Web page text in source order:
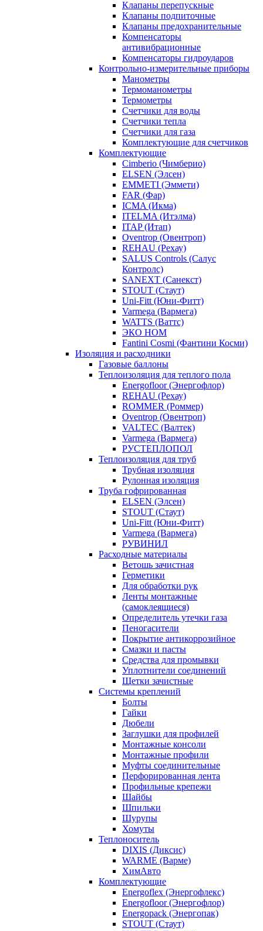
Клапаны перепускные
Клапаны подпиточные
Клапаны предохранительные
Компенсаторы
антивибрационные
Компенсаторы гидроударов
Контрольно-измерительные приборы
Манометры
Термоманометры
Термометры
Счетчики для воды
Счетчики тепла
Счетчики для газа
Комплектующие для счетчиков
Комплектующие
Cimberio (Чимберио)
ELSEN (Элсен)
EMMETI (Эммети)
FAR (Фар)
ICMA (Икма)
ITELMA (Итэлма)
ITAP (Итап)
Oventrop (Овентроп)
REHAU (Рехау)
SALUS Controls (Салус
Контролс)
SANEXT (Санекст)
STOUT (Стаут)
Uni-Fitt (Юни-Фитт)
Varmega (Вармега)
WATTS (Ваттс)
ЭКО НОМ
Fantini Cosmi (Фантини Косми)
Изоляция и расходники
Газовые баллоны
Теплоизоляция для теплого пола
Energofloor (Энергофлор)
REHAU (Рехау)
ROMMER (Роммер)
Oventrop (Овентроп)
VALTEC (Валтек)
Varmega (Вармега)
РУСТЕПЛОПОЛ
Теплоизоляция для труб
Трубная изоляция
Рулонная изоляция
Труба гофрированная
ELSEN (Элсен)
STOUT (Стаут)
Uni-Fitt (Юни-Фитт)
Varmega (Вармега)
РУВИНИЛ
Расходные материалы
Ветошь зачистная
Герметики
Для обработки рук
Ленты монтажные
(самоклеящиеся)
Определитель утечки газа
Пеногасители
Покрытие антикоррозийное
Смазки и пасты
Средства для промывки
Уплотнители соединений
Щетки зачистные
Системы креплений
Болты
Гайки
Дюбели
Заглушки для профилей
Монтажные консоли
Монтажные профили
Муфты соединительные
Перфорированная лента
Профильные крепежи
Шайбы
Шпильки
Шурупы
Хомуты
Теплоноситель
DIXIS (Диксис)
WARME (Варме)
ХимАвто
Комплектующие
Energoflex (Энергофлекс)
Energofloor (Энергофлор)
Energopack (Энергопак)
STOUT (Стаут)